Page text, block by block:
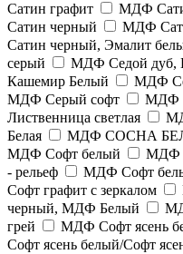
Сатин графит
МДФ
Сатин черный
МДФ
Сатин черный, Эмалит
серый
МДФ Седой дуб,
Кашемир Белый
МДФ
МДФ Серый софт
МДФ
Лиственница светлая
Белая
МДФ СОСНА
МДФ Софт белый
МДФ
- рельеф
МДФ Софт
Софт графит с зеркалом
черный, МДФ Белый
грей
МДФ Софт ясень
Софт ясень белый/Софт